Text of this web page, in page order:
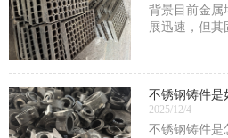
背景目前金属
展迅速，但
速凝固形成的
化相组成。关
不锈钢铸件是
2025/12/4
不锈钢铸件是